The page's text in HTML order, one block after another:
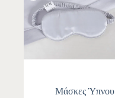
Μάσκες Ύπνου